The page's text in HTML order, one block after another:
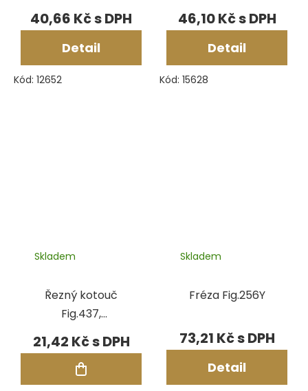
40,66 Kč
Detail
Kód: 12652
46,10 Kč
Detail
Kód: 15628
Řezný kotouč
Fig.437,
pr.37,5x1,6 mm
Skladem
21,42 Kč
Fréza Fig.256Y
Skladem
73,21 Kč
Detail